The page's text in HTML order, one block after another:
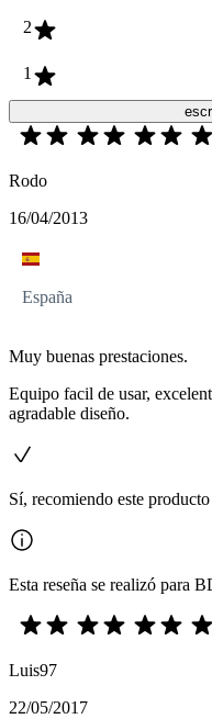
2
1
Rodo
16/04/2013
España
Muy buenas prestaciones.
Equipo facil de usar,
agradable diseño.
Sí, recomiendo este producto
Esta reseña se realizó para
Luis97
22/05/2017